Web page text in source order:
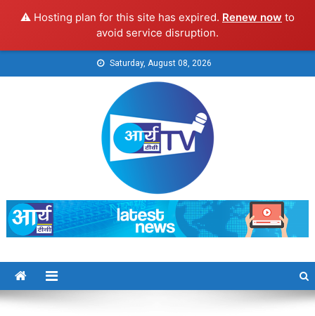
⚠️ Hosting plan for this site has expired. Renew now to
avoid service disruption.
to
Saturday, August 08, 2026
Arya TV